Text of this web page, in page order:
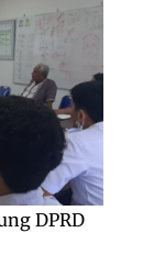
DPRD